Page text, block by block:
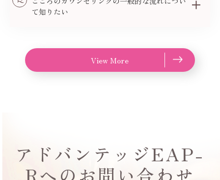
View More
て知りたい
アドバンテッジEAP-
Rへのお問い合わせ